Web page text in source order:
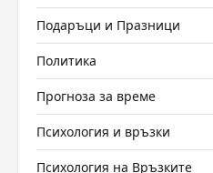
Подаръци и Празници
Политика
Прогноза за време
Психология и връзки
Психология на Връзките